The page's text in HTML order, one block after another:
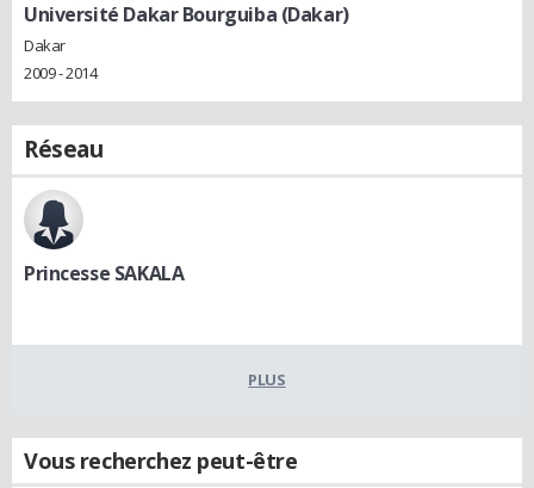
Université Dakar Bourguiba (Dakar)
Dakar
2009 - 2014
Réseau
Princesse SAKALA
PLUS
Vous recherchez peut-être